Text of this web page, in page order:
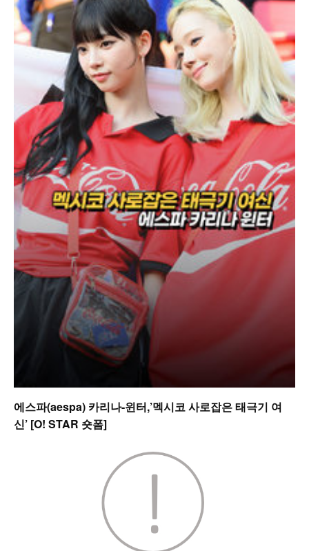
에스파(aespa) 카리나-윈터,’멕시코 사로잡은 태극기 여
신’ [O! STAR 숏폼]